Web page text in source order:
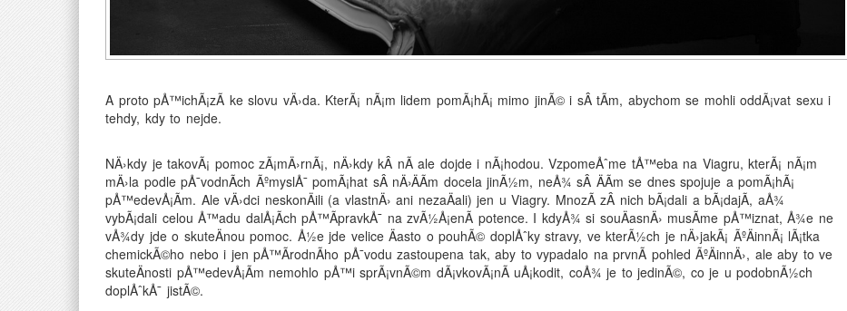
A proto pÅ™ichÃ¡zÃ­ ke slovu vÄ›da. KterÃ¡ nÃ¡m lidem pomÃ¡hÃ¡ mimo jinÃ© i sÂ tÃ­m, abychom se mohli oddÃ¡vat sexu i
tehdy, kdy to nejde.
NÄ›kdy je takovÃ¡ pomoc zÃ¡mÄ›rnÃ¡, nÄ›kdy kÂ nÃ­ ale dojde i nÃ¡hodou. VzpomeÅˆme tÅ™eba na Viagru, kterÃ¡ nÃ¡m
mÄ›la podle pÅ¯vodnÃ­ch ÃºmyslÅ¯ pomÃ¡hat sÂ nÄ›ÄÃ­m docela jinÃ½m, neÅ¾ sÂ ÄÃ­m se dnes spojuje a pomÃ¡hÃ¡
pÅ™edevÅ¡Ã­m. Ale vÄ›dci neskonÄili (a vlastnÄ› ani nezaÄali) jen u Viagry. MnozÃ­ zÂ nich bÃ¡dali a bÃ¡dajÃ­, aÅ¾
vybÃ¡dali celou Å™adu dalÅ¡Ã­ch pÅ™Ã­pravkÅ¯ na zvÃ½Å¡enÃ­ potence. I kdyÅ¾ si souÄasnÄ› musÃ­me pÅ™iznat, Å¾e ne
vÅ¾dy jde o skuteÄnou pomoc. Å½e jde velice Äasto o pouhÃ© doplÅˆky stravy, ve kterÃ½ch je nÄ›jakÃ¡ ÃºÄinnÃ¡ lÃ¡tka
chemickÃ©ho nebo i jen pÅ™Ã­rodnÃ­ho pÅ¯vodu zastoupena tak, aby to vypadalo na prvnÃ­ pohled ÃºÄinnÄ›, ale aby to ve
skuteÄnosti pÅ™edevÅ¡Ã­m nemohlo pÅ™i sprÃ¡vnÃ©m dÃ¡vkovÃ¡nÃ­ uÅ¡kodit, coÅ¾ je to jedinÃ©, co je u podobnÃ½ch
doplÅˆkÅ¯ jistÃ©.